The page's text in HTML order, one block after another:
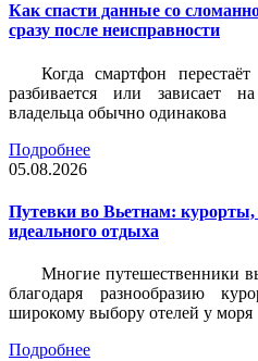
Как спасти данные со
сразу после неисправности
Когда смартфон
разбивается или зависает
владельца обычно одинакова
Подробнее
05.08.2026
Путевки во Вьетнам:
идеального отдыха
Многие путешественники
благодаря разнообразию
широкому выбору отелей у моря
Подробнее